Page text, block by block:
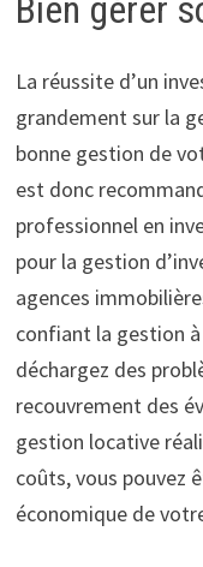
Bien gérer
La réussite d’un
grandement sur la
bonne gestion de
est donc
professionnel en
pour la gestion
agences
confiant la gestion
déchargez des
recouvrement des
gestion locative
coûts, vous pouvez
économique de